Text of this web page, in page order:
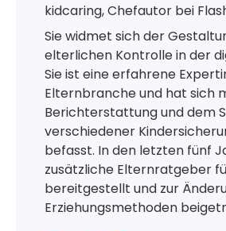
kidcaring, Chefautor bei
Sie widmet sich der
elterlichen Kontrolle in der
Sie ist eine erfahrene
Elternbranche und hat sich
Berichterstattung und dem
verschiedener
befasst. In den letzten fünf
zusätzliche Elternratgeber
bereitgestellt und zur
Erziehungsmethoden